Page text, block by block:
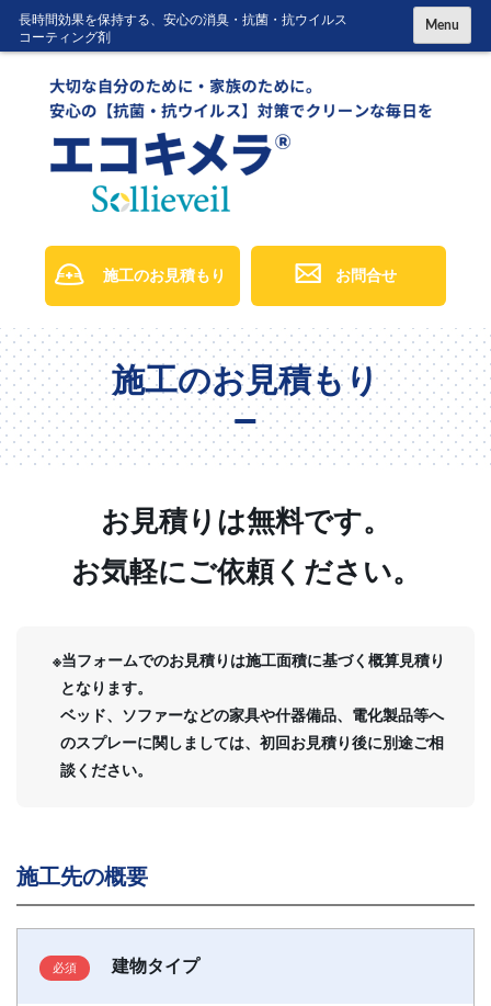
長時間効果を保持する、安心の消臭・抗菌・抗ウイルス
コーティング剤
施工のお見積もり お問合せ
Menu
施工のお見積もり
お見積りは無料です。
お気軽にご依頼ください。
※当フォームでのお見積りは施工面積に基づく概算見積り
となります。
ベッド、ソファーなどの家具や什器備品、電化製品等へ
のスプレーに関しましては、初回お見積り後に別途ご相
談ください。
施工先の概要
建物タイプ